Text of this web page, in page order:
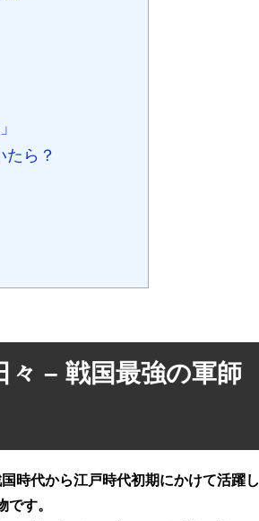
ら？
々 – 戦国最強の軍師
時代から江戸時代初期にかけて活躍し
す。